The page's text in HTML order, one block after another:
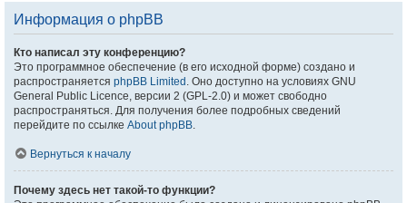
Информация о phpBB
Кто написал эту конференцию?
Это программное обеспечение (в его исходной форме) создано и
распространяется phpBB Limited . Оно доступно на условиях GNU
General Public Licence, версии 2 (GPL-2.0) и может свободно
распространяться. Для получения более подробных сведений
перейдите по ссылке About phpBB.
Вернуться к началу
Почему здесь нет такой-то функции?